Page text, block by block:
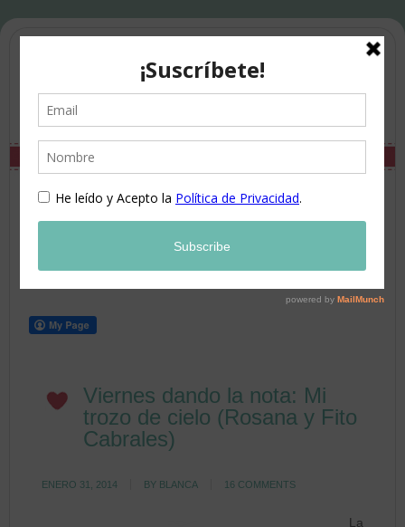
Viernes dando la nota: Mi
trozo de cielo (Rosana y Fito
Cabrales)
ENERO 31, 2014 BY BLANCA 16 COMMENTS
La